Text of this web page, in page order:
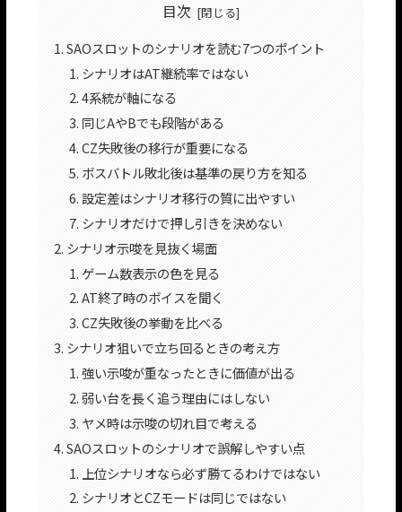
目次
SAOスロットのシナリオを読む7つのポイント
シナリオはAT継続率ではない
4系統が軸になる
同じAやBでも段階がある
CZ失敗後の移行が重要になる
ボスバトル敗北後は基準の戻り方を知る
設定差はシナリオ移行の質に出やすい
シナリオだけで押し引きを決めない
シナリオ示唆を見抜く場面
ゲーム数表示の色を見る
AT終了時のボイスを聞く
CZ失敗後の挙動を比べる
シナリオ狙いで立ち回るときの考え方
強い示唆が重なったときに価値が出る
弱い台を長く追う理由にはしない
ヤメ時は示唆の切れ目で考える
SAOスロットのシナリオで誤解しやすい点
上位シナリオなら必ず勝てるわけではない
シナリオとCZモードは同じではない